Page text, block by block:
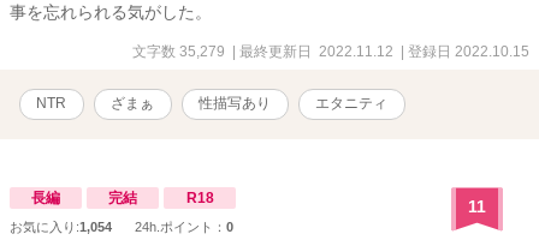
事を忘れられる気がした。
文字数 35,279 | 最終更新日 2022.11.12 | 登録日 2022.10.15
NTR ざまぁ 性描写あり エタニティ
長編 完結 R18
お気に入り:1,054 24h.ポイント： 0
11